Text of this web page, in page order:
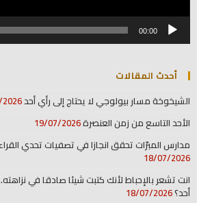
00:00
أحدث المقالات
الشيخوخة مسار بيولوجي لا يحتاج إلى رأي أحد
الأحد التاسع من زمن العنصرة19/07/2026
مدارس المبرّات تحقق انجازا في تصفيات تحدي
18/07/2026
انت تشعر بالإحباط لأنك كتبت شيئا صادقا في
أحد؟18/07/2026